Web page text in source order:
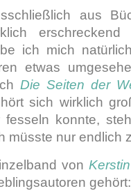
aus
erschreckend
ich mich
etwas
Die Seiten der
sich wirklich
konnte,
müsste nur endlich
von